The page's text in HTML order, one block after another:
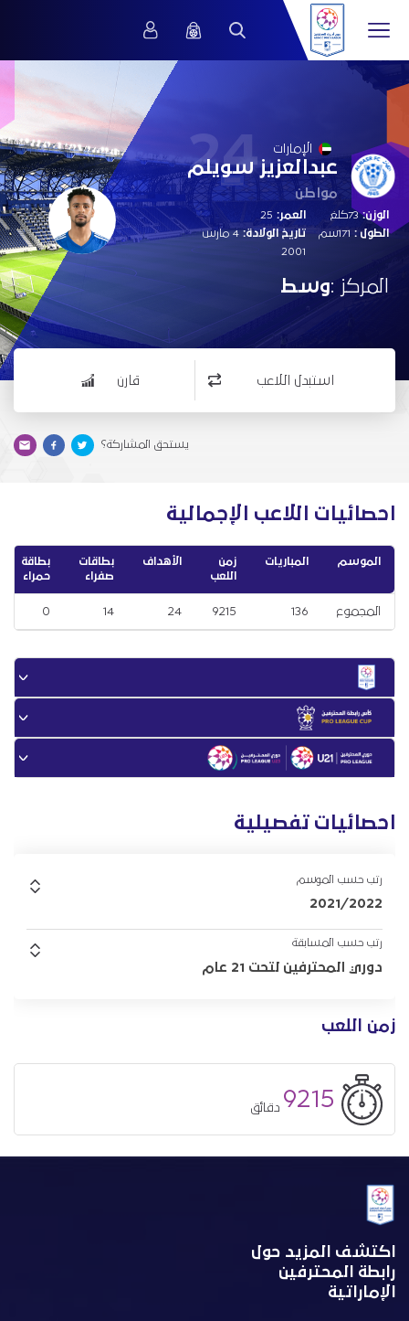
24 الإمارات
عبدالعزيز سويلم
مواطن
الوزن:73كلغ
الطول :
العمر:
تاريخ الولادة:
4 مارس
2001
المركز :وسط
استبدل اللاعب قارن
يستحق المشاركة؟
زمن اللعب
9215 دقائق
احصائيات اللاعب الإجمالية
الموسم المباريات
زمن
اللعب
الأهداف
بطاقات
صفراء
بطاقة
حمراء
المجموع 136
9215
24
14
0
احصائيات تفصيلية
رتب حسب الموسم
2021/2022
رتب حسب المسابقة
دوري المحترفين لتحت 21 عام
اكتشف المزيد حول
رابطة المحترفين
الإماراتية